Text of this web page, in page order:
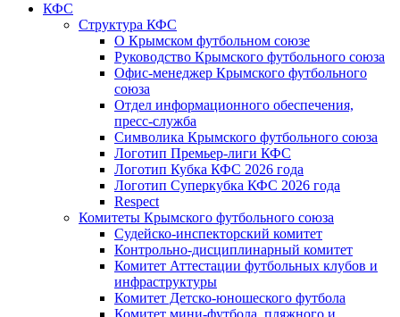
КФС
Структура КФС
О Крымском футбольном союзе
Руководство Крымского футбольного союза
Офис-менеджер Крымского футбольного
союза
Отдел информационного обеспечения,
пресс-служба
Символика Крымского футбольного союза
Логотип Премьер-лиги КФС
Логотип Кубка КФС 2026 года
Логотип Суперкубка КФС 2026 года
Respect
Комитеты Крымского футбольного союза
Судейско-инспекторский комитет
Контрольно-дисциплинарный комитет
Комитет Аттестации футбольных клубов и
инфраструктуры
Комитет Детско-юношеского футбола
Комитет мини-футбола, пляжного и